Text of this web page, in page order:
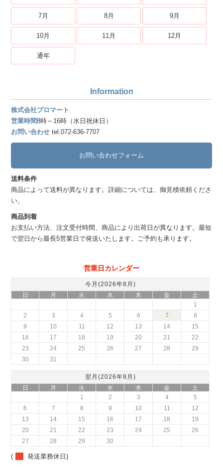
7月 8月 9月
10月 11月 12月
通年
Information
株式会社プロマート
営業時間8時～16時（水日祝休日）
お問い合わせ tel.072-636-7707
お問い合わせフォーム
送料条件
商品によって送料が異なります。詳細については、御見積依頼くださ
い。
商品到着
お支払い方法、注文受付時間、商品により出荷日が異なります。最短
で翌日から最長5営業日で発送いたします。ご予約も承ります。
営業日カレンダー
今月(2026年8月)
日
月 火 水 木 金
土
1
2
3 4 5 6 7
8
9
10 11 12 13 14
15
16
17 18 19 20 21
22
23
24 25 26 27 28
29
30
31
翌月(2026年9月)
日
月 火 水 木 金
土
1
2 3 4
5
6
7 8 9 10 11
12
13
14 15 16 17 18
19
20
21 22 23 24 25
26
27
28 29 30
( 発送業務休日)